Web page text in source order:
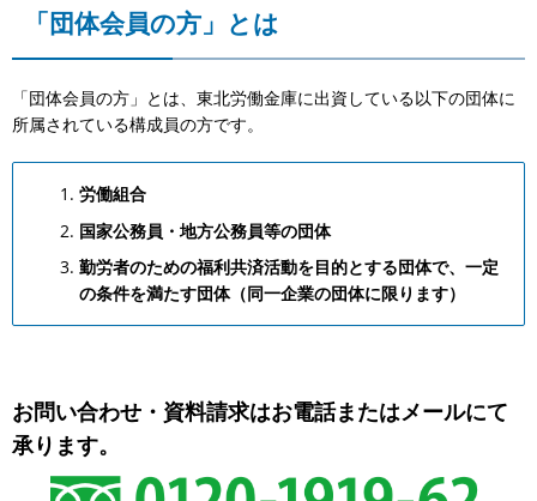
「団体会員の方」とは
「団体会員の方」とは、東北労働金庫に出資している以下の団体に
所属されている構成員の方です。
労働組合
国家公務員・地方公務員等の団体
勤労者のための福利共済活動を目的とする団体で、一定
の条件を満たす団体（同一企業の団体に限ります）
お問い合わせ・資料請求はお電話またはメールにて
承ります。